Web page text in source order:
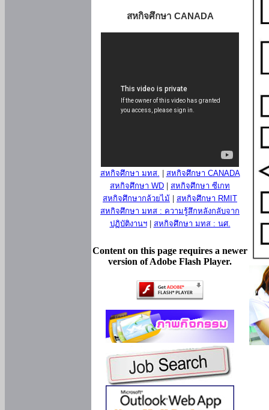
สหกิจศึกษา CANADA
สหกิจศึกษา มทส.
สหกิจศึกษา CANADA
สหกิจศึกษา WD
สหกิจศึกษา ซีเกท
สหกิจศึกษากล้วยไม้
สหกิจศึกษา RMIT
สหกิจศึกษา มทส : ความรู้สึกหลังกลับจาก
ปฏิบัติงานฯ| สหกิจศึกษา มทส : นศ.
Content on this page requires a newer
version of Adobe Flash Player.